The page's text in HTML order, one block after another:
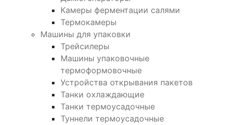
Камеры ферментации салями
Термокамеры
Машины для упаковки
Трейсилеры
Машины упаковочные
термоформовочные
Устройства открывания пакетов
Танки охлаждающие
Танки термоусадочные
Туннели термоусадочные